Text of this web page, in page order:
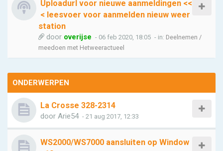
Uploadurl voor nieuwe aanmeldingen <<
< leesvoer voor aanmelden nieuw weer
station
door overijse - 06 feb 2020, 18:05 - in: Deelnemen /
meedoen met Hetweeractueel
ONDERWERPEN
La Crosse 328-2314
door Arie54 - 21 aug 2017, 12:33
WS2000/WS7000 aansluiten op Window